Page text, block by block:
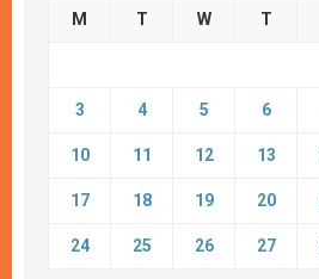
M T W T
3 4 5 6
10 11 12 13
17 18 19 20
24 25 26 27